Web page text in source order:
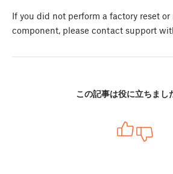
If you did not perform a factory reset or
component, please contact support
この記事は役に立ちまし